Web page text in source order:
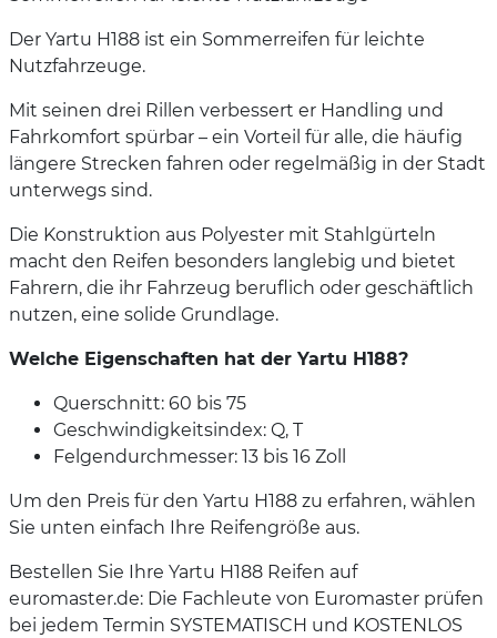
Der Yartu H188 ist ein Sommerreifen für leichte
Nutzfahrzeuge.
Mit seinen drei Rillen verbessert er Handling und
Fahrkomfort spürbar – ein Vorteil für alle, die häufig
längere Strecken fahren oder regelmäßig in der Stadt
unterwegs sind.
Die Konstruktion aus Polyester mit Stahlgürteln
macht den Reifen besonders langlebig und bietet
Fahrern, die ihr Fahrzeug beruflich oder geschäftlich
nutzen, eine solide Grundlage.
Welche Eigenschaften hat der Yartu H188?
Querschnitt: 60 bis 75
Geschwindigkeitsindex: Q, T
Felgendurchmesser: 13 bis 16 Zoll
Um den Preis für den Yartu H188 zu erfahren, wählen
Sie unten einfach Ihre Reifengröße aus.
Bestellen Sie Ihre Yartu H188 Reifen auf
euromaster.de: Die Fachleute von Euromaster prüfen
bei jedem Termin SYSTEMATISCH und KOSTENLOS